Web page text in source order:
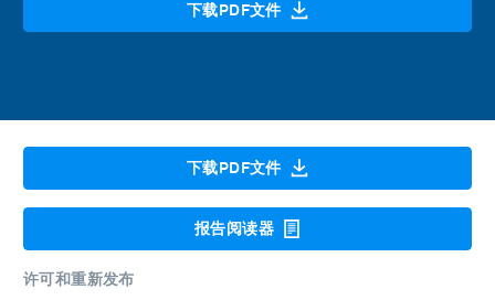
下载PDF文件
下载PDF文件
报告阅读器
许可和重新发布